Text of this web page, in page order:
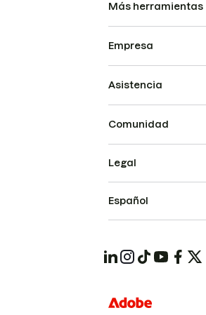
Más herramientas
Empresa
Asistencia
Comunidad
Legal
Español